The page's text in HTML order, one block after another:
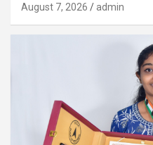
August 7, 2026 admin